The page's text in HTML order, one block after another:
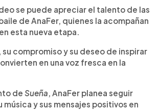
se puede apreciar el talento de las
de AnaFer, quienes la acompañan
esta nueva etapa.
compromiso y su deseo de inspirar
en una voz fresca en la
de Sueña, AnaFer planea seguir
y sus mensajes positivos en